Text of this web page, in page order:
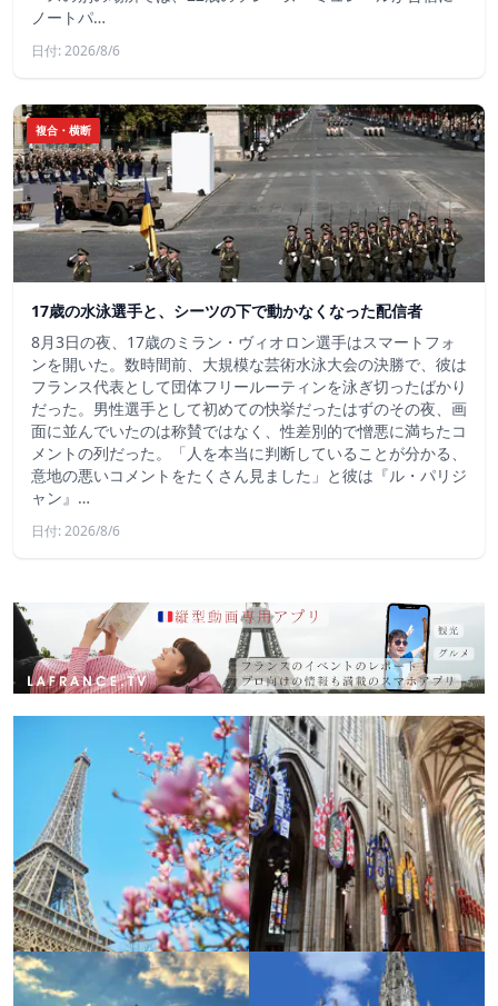
ノートパ…
日付: 2026/8/6
複合・横断
17歳の水泳選手と、シーツの下で動かなくなった配信者
8月3日の夜、17歳のミラン・ヴィオロン選手はスマートフォ
ンを開いた。数時間前、大規模な芸術水泳大会の決勝で、彼は
フランス代表として団体フリールーティンを泳ぎ切ったばかり
だった。男性選手として初めての快挙だったはずのその夜、画
面に並んでいたのは称賛ではなく、性差別的で憎悪に満ちたコ
メントの列だった。「人を本当に判断していることが分かる、
意地の悪いコメントをたくさん見ました」と彼は『ル・パリジ
ャン』…
日付: 2026/8/6